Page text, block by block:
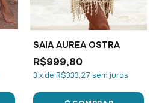
SAIA AUREA OSTRA
R$999,80
3 xde R$333,27 sem juros